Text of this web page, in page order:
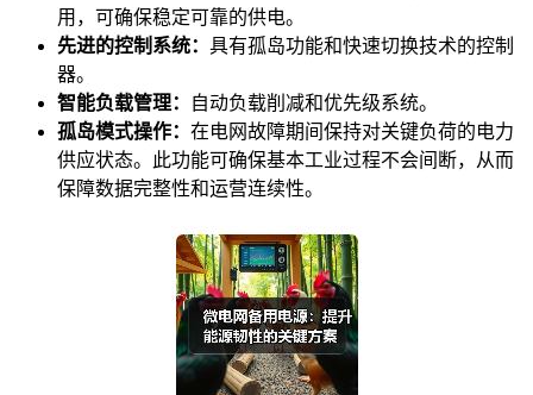
用，可确保稳定可靠的供电。
先进的控制系统： 具有孤岛功能和快速切换技术的控制
器。
智能负载管理：
自动负载削减和优先级系统。
孤岛模式操作： 在电网故障期间保持对关键负荷的电力
供应状态。此功能可确保基本工业过程不会间断，从而
保障数据完整性和运营连续性。